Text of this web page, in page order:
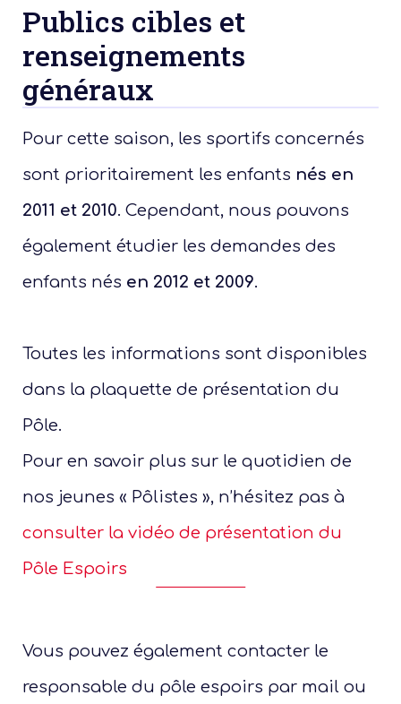
Publics cibles et
renseignements
généraux
Pour cette saison, les sportifs concernés
sont prioritairement les enfants nés en
2011 et 2010. Cependant, nous pouvons
également étudier les demandes des
enfants nés en 2012 et 2009.
Toutes les informations sont disponibles
dans la plaquette de présentation du
Pôle.
Pour en savoir plus sur le quotidien de
nos jeunes « Pôlistes », n’hésitez pas à
consulter la vidéo de présentation du
Pôle Espoirs
Vous pouvez également contacter le
responsable du pôle espoirs par mail ou